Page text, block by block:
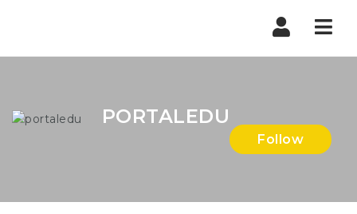
PORTALEDU
Follow